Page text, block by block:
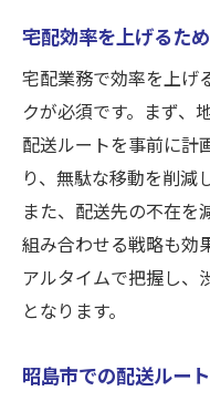
昭島市の交
交通渋滞を
地元ネット
展開
昭島市での
配送業務の
宅配初心者でも
安定収入を実現す
制
宅配効率を上げるた
宅配業務で効率を上げ
クが必須です。まず、
配送ルートを事前に計
り、無駄な移動を削減
また、配送先の不在を
組み合わせる戦略も効
アルタイムで把握し、
となります。
昭島市での配送ルー